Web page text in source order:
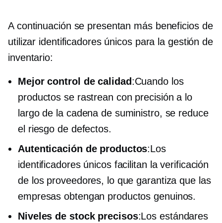
A continuación se presentan más beneficios de
utilizar identificadores únicos para la gestión de
inventario:
Mejor control de calidad:Cuando los
productos se rastrean con precisión a lo
largo de la cadena de suministro, se reduce
el riesgo de defectos.
Autenticación de productos:Los
identificadores únicos facilitan la verificación
de los proveedores, lo que garantiza que las
empresas obtengan productos genuinos.
Niveles de stock precisos:Los estándares